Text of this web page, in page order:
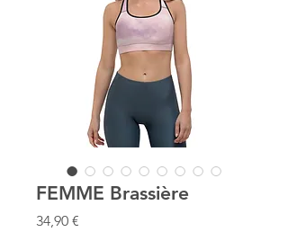
FEMME Brassière
34,90 €